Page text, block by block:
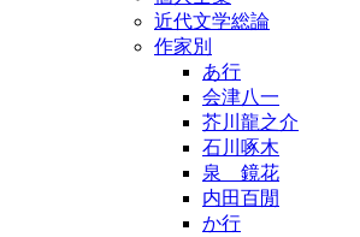
近代文学総論
作家別
あ行
会津八一
芥川龍之介
石川啄木
泉 鏡花
内田百閒
か行